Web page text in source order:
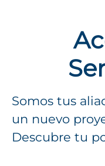
Somos tus
un nuevo
Descubre tu